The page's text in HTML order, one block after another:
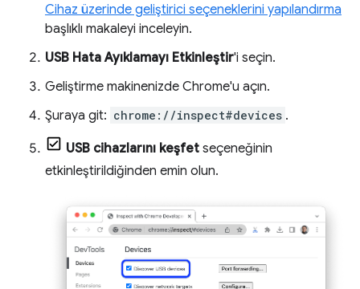
Cihaz üzerinde geliştirici seçeneklerini yapılandırma
başlıklı makaleyi inceleyin.
USB Hata Ayıklamayı Etkinleştir'i seçin.
Geliştirme makinenizde Chrome'u açın.
Şuraya git: chrome://inspect#devices .
USB cihazlarını keşfet seçeneğinin
etkinleştirildiğinden emin olun.